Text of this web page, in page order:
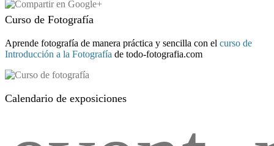
Curso de Fotografía
Aprende fotografía de manera práctica y sencilla con el curso de
Introducción a la Fotografía de todo-fotografia.com
Calendario de exposiciones